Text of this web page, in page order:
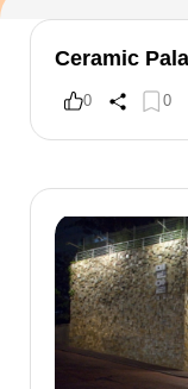
Ceramic
0 0